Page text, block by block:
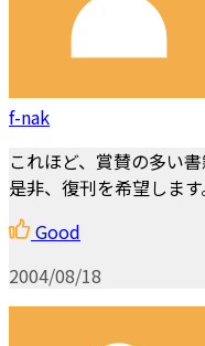
f-nak
これほど、賞賛の多い
是非、復刊を希望します
Good
2004/08/18